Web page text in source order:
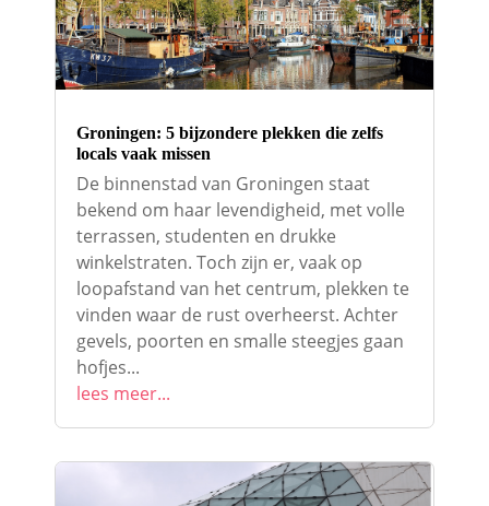
Groningen: 5 bijzondere plekken die zelfs
locals vaak missen
De binnenstad van Groningen staat
bekend om haar levendigheid, met volle
terrassen, studenten en drukke
winkelstraten. Toch zijn er, vaak op
loopafstand van het centrum, plekken te
vinden waar de rust overheerst. Achter
gevels, poorten en smalle steegjes gaan
hofjes...
lees meer...